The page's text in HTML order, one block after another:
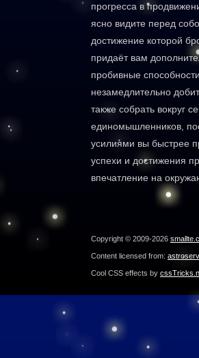
прогресса в
ясно видите перед
достижение которой
придаёт вам
пробивные
незамедлительно
также собрать вокруг
единомышленников,
усилиями вы быстрее
успехи и достижения
впечатление на
Copyright © 2009-2026
Content licensed from:
Cool CSS effects by